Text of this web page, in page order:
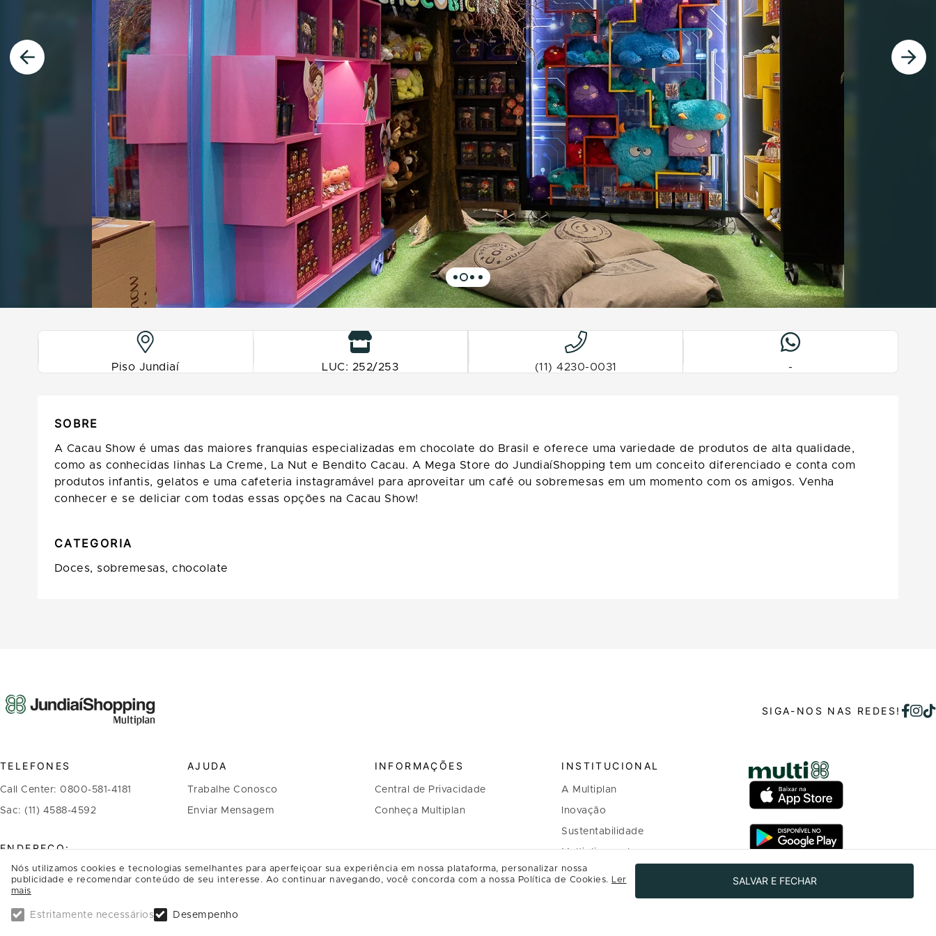
Piso Jundiaí LUC: 252/253 (11) 4230-0031 -
SOBRE
A Cacau Show é umas das maiores franquias especializadas em chocolate do Brasil e oferece uma variedade de produtos de alta qualidade,
como as conhecidas linhas La Creme, La Nut e Bendito Cacau. A Mega Store do JundiaíShopping tem um conceito diferenciado e conta com
produtos infantis, gelatos e uma cafeteria instagramável para aproveitar um café ou sobremesas em um momento com os amigos. Venha
conhecer e se deliciar com todas essas opções na Cacau Show!
CATEGORIA
Doces, sobremesas, chocolate
SIGA-NOS NAS REDES!
TELEFONES
Call Center: 0800-581-4181
Sac: (11) 4588-4592
ENDEREÇO:
Avenida Nove de Julho, 3333
Anhangabaú - CEP: 13208-056
Jundiaí - SP
AJUDA
Trabalhe Conosco
Enviar Mensagem
INFORMAÇÕES
Central de Privacidade
Conheça Multiplan
INSTITUCIONAL
A Multiplan
Inovação
Sustentabilidade
Multiplique o bem
Governança
Relação com investidores
Nós utilizamos cookies e tecnologias semelhantes para aperfeiçoar sua experiência em nossa plataforma, personalizar nossa
publicidade e recomendar conteúdo de seu interesse. Ao continuar navegando, você concorda com a nossa Política de Cookies. Ler
mais
Estritamente necessários Desempenho
SALVAR E FECHAR